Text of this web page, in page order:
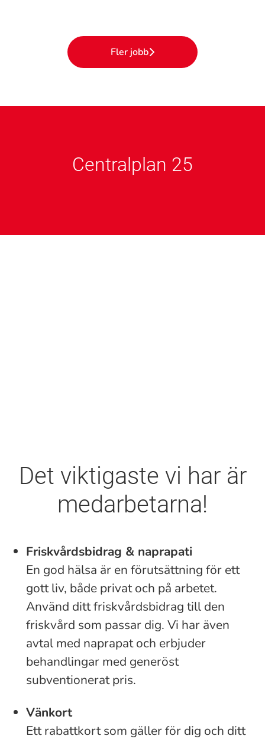
Fler jobb
Centralplan 25
Det viktigaste vi har är
medarbetarna!
Friskvårdsbidrag & naprapati
En god hälsa är en förutsättning för ett
gott liv, både privat och på arbetet.
Använd ditt friskvårdsbidrag till den
friskvård som passar dig. Vi har även
avtal med naprapat och erbjuder
behandlingar med generöst
subventionerat pris.
Vänkort
Ett rabattkort som gäller för dig och ditt